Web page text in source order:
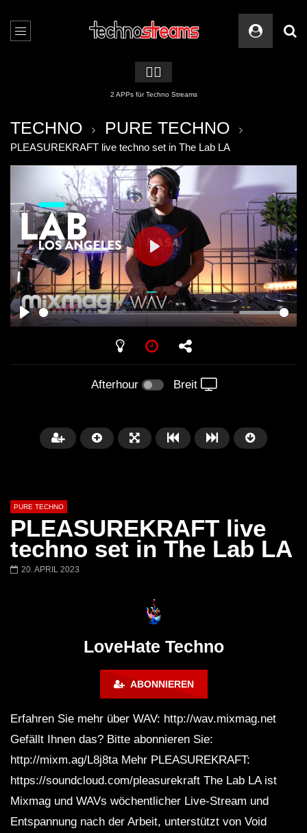
🏳️‍🌈
2 APPs für Techno Streams
TECHNO PURE TECHNO
PLEASUREKRAFT live techno set in The Lab LA
PLAY
PLAY
Afterhour Breit
PURE TECHNO
PLEASUREKRAFT live
techno set in The Lab LA
20. APRIL 2023
LoveHate Techno
ABONNIEREN
Erfahren Sie mehr über WAV: http://wav.mixmag.net
Gefällt Ihnen das? Bitte abonnieren Sie:
http://mixm.ag/L8j8ta Mehr PLEASUREKRAFT:
https://soundcloud.com/pleasurekraft The Lab LA ist
Mixmag und WAVs wöchentlicher Live-Stream und
Entspannung nach der Arbeit, unterstützt von Void